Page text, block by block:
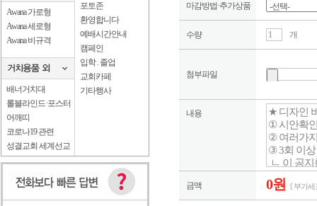
Awana 가로형
Awana 세로형
Awana 비규격
배너거치대
롤블라인드·포스터
어깨띠
코로나19 관련
성결교회 세계선교
포토존
환영합니다
예배시간안내
캠페인
입학 . 졸업
교회카페
기타행사
마감방법·추가상품
수량 개
첨부파일
내용
금액 0원 [ 부가세